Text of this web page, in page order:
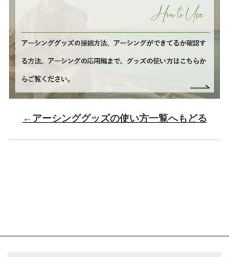
←アーシンググッズの使い方一覧へもどる